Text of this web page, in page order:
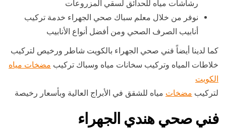
رشاشات مياه للحدائق لسقي المزروعات
نوفر من خلال معلم سباك صحي الجهراء خدمة تركيب
أنابيب الصرف الصحي ومن أفضل أنواع الأنابيب
كما لدينا أيضاً فني صحي الجهراء بالكويت شاطر ورخيص لتركيب
خلاطات المياه وتركيب سخانات مياه وسباك تركيب مضخات مياه
الكويت
لتركيب مضخات مياه للشقق في الأبراج العالية وبأسعار رخيصة
فني صحي هندي الجهراء